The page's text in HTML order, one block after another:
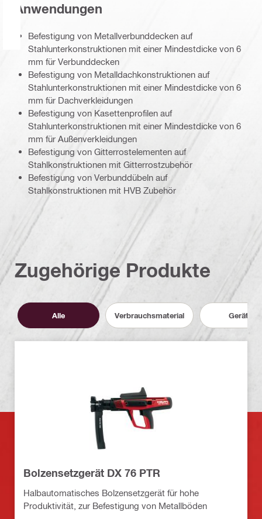
Anwendungen
Befestigung von Metallverbunddecken auf
Stahlunterkonstruktionen mit einer Mindestdicke von 6
mm für Verbunddecken
Befestigung von Metalldachkonstruktionen auf
Stahlunterkonstruktionen mit einer Mindestdicke von 6
mm für Dachverkleidungen
Befestigung von Kasettenprofilen auf
Stahlunterkonstruktionen mit einer Mindestdicke von 6
mm für Außenverkleidungen
Befestigung von Gitterrostelementen auf
Stahlkonstruktionen mit Gitterrostzubehör
Befestigung von Verbunddübeln auf
Stahlkonstruktionen mit HVB Zubehör
Zugehörige Produkte
Alle Verbrauchsmaterial Geräte
Bolzensetzgerät DX 76 PTR
Halbautomatisches Bolzensetzgerät für hohe
Produktivität, zur Befestigung von Metallböden